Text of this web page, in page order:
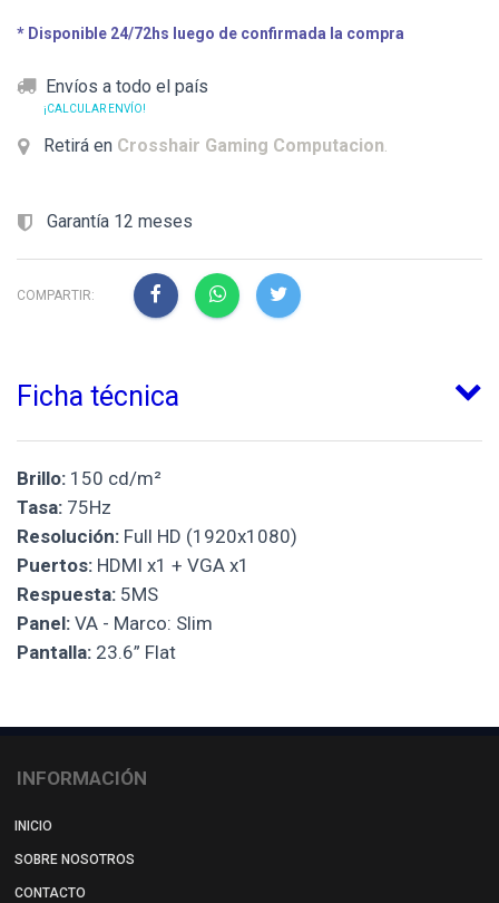
* Disponible 24/72hs luego de confirmada la compra
Envíos a todo el país
¡CALCULAR ENVÍO!
Retirá en Crosshair Gaming Computacion.
Garantía 12 meses
COMPARTIR:
Ficha técnica
Brillo: 150 cd/m²
Tasa: 75Hz
Resolución: Full HD (1920x1080)
Puertos: HDMI x1 + VGA x1
Respuesta: 5MS
Panel: VA - Marco: Slim
Pantalla: 23.6” Flat
INFORMACIÓN
INICIO
SOBRE NOSOTROS
CONTACTO